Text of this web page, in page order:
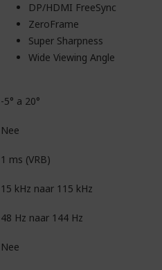
DP/HDMI FreeSync
ZeroFrame
Super Sharpness
Wide Viewing Angle
-5° a 20°
Nee
1 ms (VRB)
15 kHz naar 115 kHz
48 Hz naar 144 Hz
Nee